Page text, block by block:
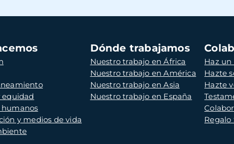
equidad
humanos
y medios de vida
Dónde trabajamos
Nuestro trabajo en África
Nuestro trabajo en América
Nuestro trabajo en Asia
Nuestro trabajo en España
Haz
Hazte
Hazte
Regalo